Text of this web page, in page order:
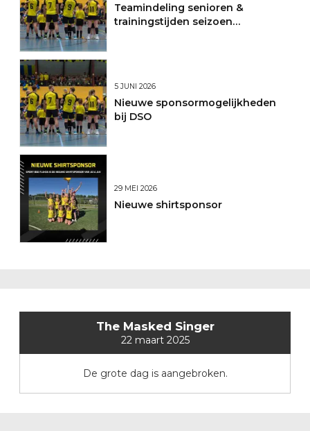
Teamindeling senioren &
trainingstijden seizoen
5 JUNI 2026
Nieuwe sponsormogelijkheden
bij DSO
29 MEI 2026
Nieuwe shirtsponsor
The Masked Singer
22 maart 2025
De grote dag is aangebroken.